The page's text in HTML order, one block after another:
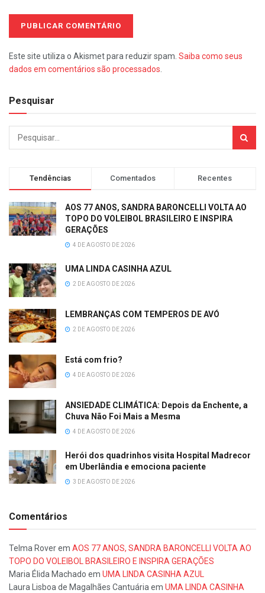
Este site utiliza o Akismet para reduzir spam. Saiba como seus
dados em comentários são processados
Pesquisar
Tendências Comentados Recentes
AOS 77 ANOS, SANDRA BARONCELLI VOLTA AO
TOPO DO VOLEIBOL BRASILEIRO E INSPIRA
GERAÇÕES
4 DE AGOSTO DE 2026
UMA LINDA CASINHA AZUL
2 DE AGOSTO DE 2026
LEMBRANÇAS COM TEMPEROS DE AVÓ
2 DE AGOSTO DE 2026
Está com frio?
4 DE AGOSTO DE 2026
ANSIEDADE CLIMÁTICA: Depois da Enchente, a
Chuva Não Foi Mais a Mesma
4 DE AGOSTO DE 2026
Herói dos quadrinhos visita Hospital Madrecor
em Uberlândia e emociona paciente
3 DE AGOSTO DE 2026
Comentários
Telma Roverem AOS 77 ANOS, SANDRA BARONCELLI VOLTA AO
TOPO DO VOLEIBOL BRASILEIRO E INSPIRA GERAÇÕES
Maria Élida Machado em UMA LINDA CASINHA AZUL
Laura Lisboa de Magalhães Cantuária em UMA LINDA CASINHA